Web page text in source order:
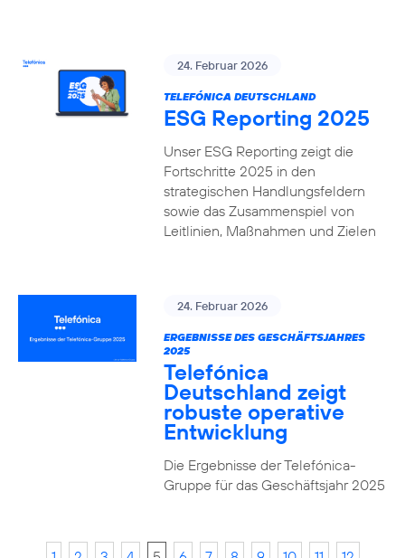
24. Februar 2026
TELEFÓNICA DEUTSCHLAND
ESG Reporting 2025
Unser ESG Reporting zeigt die
Fortschritte 2025 in den
strategischen Handlungsfeldern
sowie das Zusammenspiel von
Leitlinien, Maßnahmen und Zielen
24. Februar 2026
ERGEBNISSE DES GESCHÄFTSJAHRES
2025
Telefónica
Deutschland zeigt
robuste operative
Entwicklung
Die Ergebnisse der Telefónica-
Gruppe für das Geschäftsjahr 2025